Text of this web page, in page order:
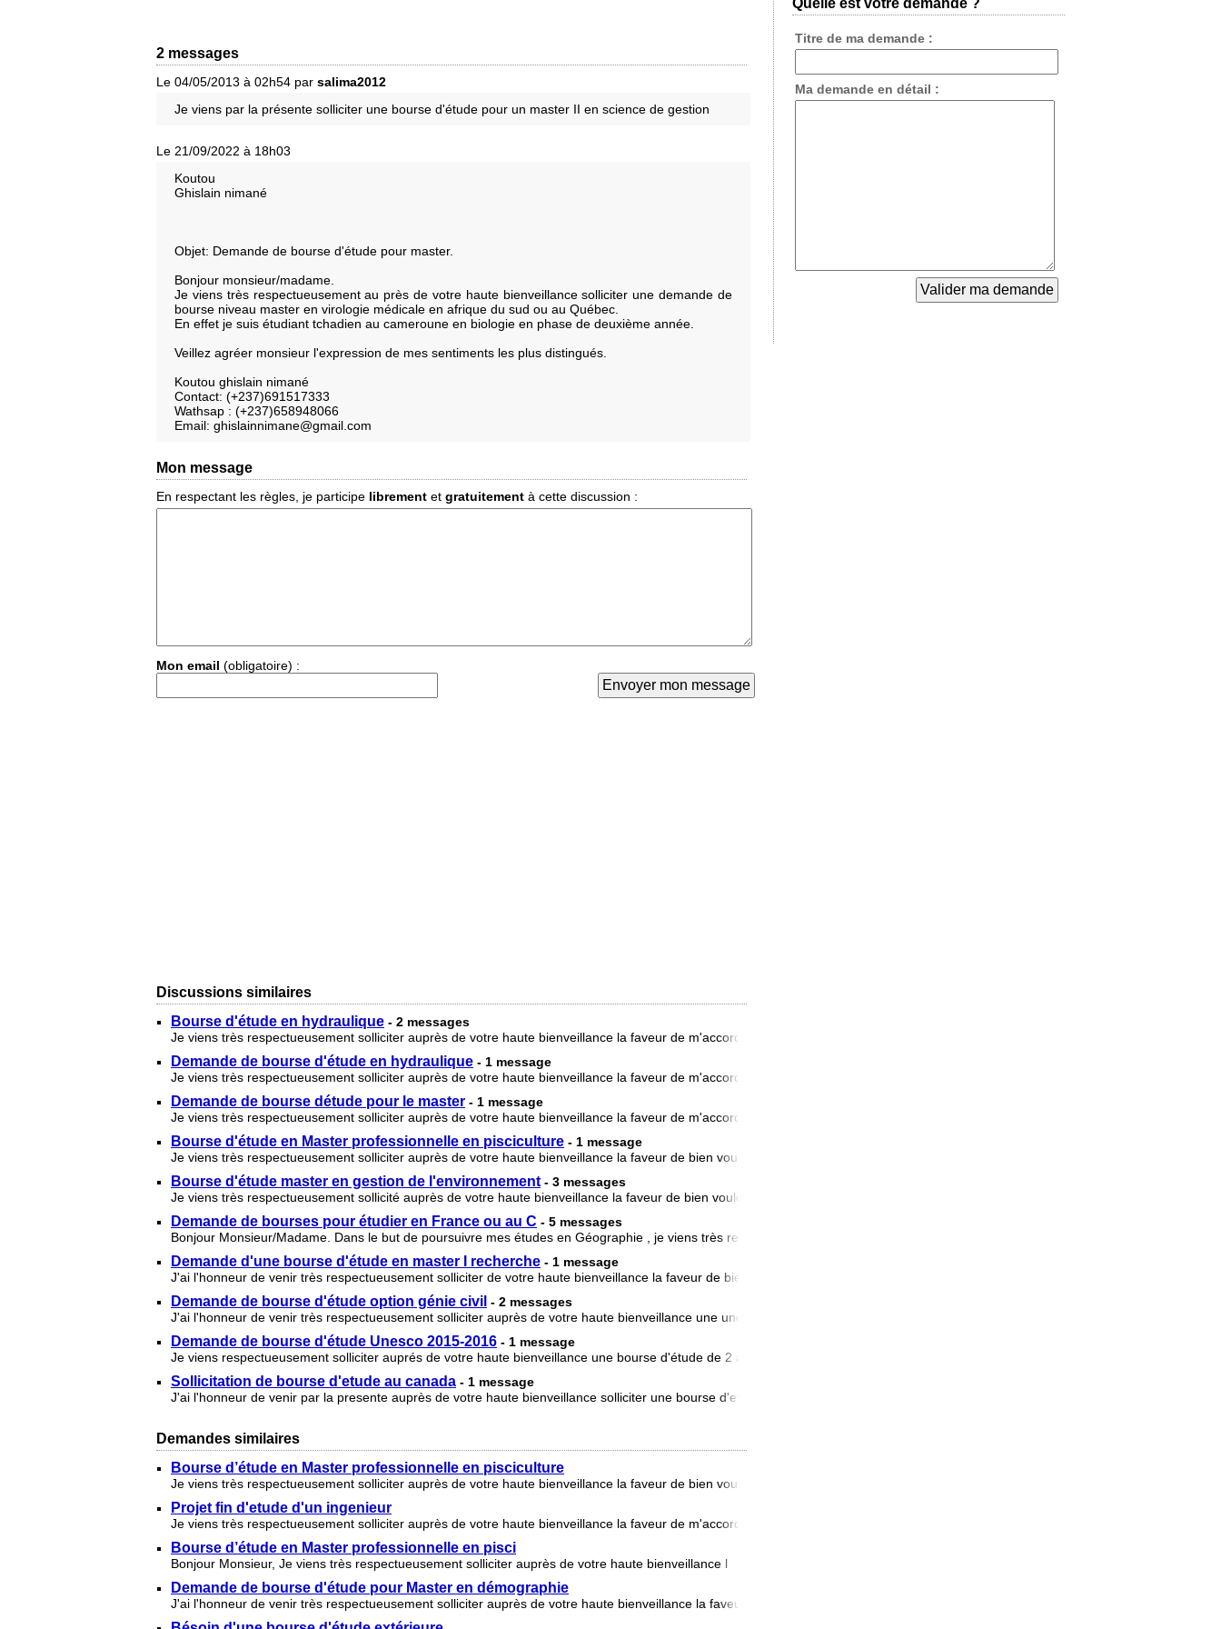
2 messages
Le 04/05/2013 à 02h54 par salima2012
Je viens par la présente solliciter une bourse d'étude pour un master II en science de gestion
Le 21/09/2022 à 18h03
Koutou
Ghislain nimané
Objet: Demande de bourse d'étude pour master.
Bonjour monsieur/madame.
Je viens très respectueusement au près de votre haute bienveillance solliciter une demande de
bourse niveau master en virologie médicale en afrique du sud ou au Québec.
En effet je suis étudiant tchadien au cameroune en biologie en phase de deuxième année.
Veillez agréer monsieur l'expression de mes sentiments les plus distingués.
Koutou ghislain nimané
Contact: (+237)691517333
Wathsap : (+237)658948066
Email: ghislainnimane@gmail.com
Mon message
En respectant les règles, je participe librement et gratuitement à cette discussion :
Mon email (obligatoire) :
Discussions similaires
Bourse d'étude en hydraulique - 2 messages
Je viens très respectueusement solliciter auprès de votre haute bienveillance la faveur de m'accorder une bourse d'étude
Demande de bourse d'étude en hydraulique - 1 message
Je viens très respectueusement solliciter auprès de votre haute bienveillance la faveur de m'accorder une bourse d'étude
Demande de bourse détude pour le master - 1 message
Je viens très respectueusement solliciter auprès de votre haute bienveillance la faveur de m'accorder une bourse d'étude
Bourse d'étude en Master professionnelle en pisciculture - 1 message
Je viens très respectueusement solliciter auprès de votre haute bienveillance la faveur de bien vouloir m’accorder une b
Bourse d'étude master en gestion de l'environnement - 3 messages
Je viens très respectueusement sollicité auprès de votre haute bienveillance la faveur de bien vouloir m'accorder une bo
Demande de bourses pour étudier en France ou au C - 5 messages
Bonjour Monsieur/Madame. Dans le but de poursuivre mes études en Géographie , je viens très respectueusement solliciter
Demande d'une bourse d'étude en master I recherche - 1 message
J'ai l'honneur de venir très respectueusement solliciter de votre haute bienveillance la faveur de bien vouloir m'accord
Demande de bourse d'étude option génie civil - 2 messages
J'ai l'honneur de venir très respectueusement solliciter auprès de votre haute bienveillance une une bourse d'étude dans
Demande de bourse d'étude Unesco 2015-2016 - 1 message
Je viens respectueusement solliciter auprés de votre haute bienveillance une bourse d'étude de 2 ans pour faire le maste
Sollicitation de bourse d'etude au canada - 1 message
J'ai l'honneur de venir par la presente auprès de votre haute bienveillance solliciter une bourse d'etude dans une unive
Demandes similaires
Bourse d’étude en Master professionnelle en pisciculture
Je viens très respectueusement solliciter auprès de votre haute bienveillance la faveur de bien vouloir m’accorder une b
Projet fin d'etude d'un ingenieur
Je viens très respectueusement solliciter auprès de votre haute bienveillance la faveur de m'accorder une bourse en pfe
Bourse d’étude en Master professionnelle en pisci
Bonjour Monsieur, Je viens très respectueusement solliciter auprès de votre haute bienveillance l
Demande de bourse d'étude pour Master en démographie
J'ai l'honneur de venir très respectueusement solliciter auprès de votre haute bienveillance la faveur de m'accorder une
Quelle est votre demande ?
Titre de ma demande :
Ma demande en détail :